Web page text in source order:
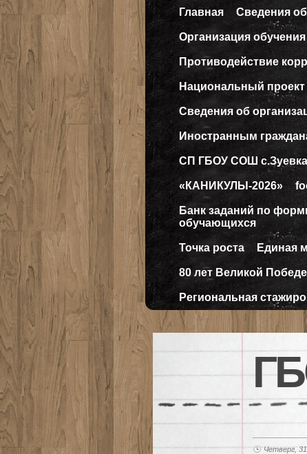
Главная Сведения
Организация
Противодействие
Национальный
Сведения об
Иностранным
СП ГБОУ СОШ
«КАНИКУЛЫ-2026»
Банк заданий по
обучающихся
Точка роста Единая
80 лет Великой Победе
Региональная
Четверг,